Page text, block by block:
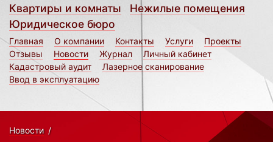
Квартиры и комнаты
Нежилые помещения
Юридическое бюро
Главная О компании Контакты Услуги
Проекты
Отзывы
Новости Журнал
Личный кабинет
Кадастровый аудит
Лазерное сканирование
Ввод в эксплуатацию
Новости /